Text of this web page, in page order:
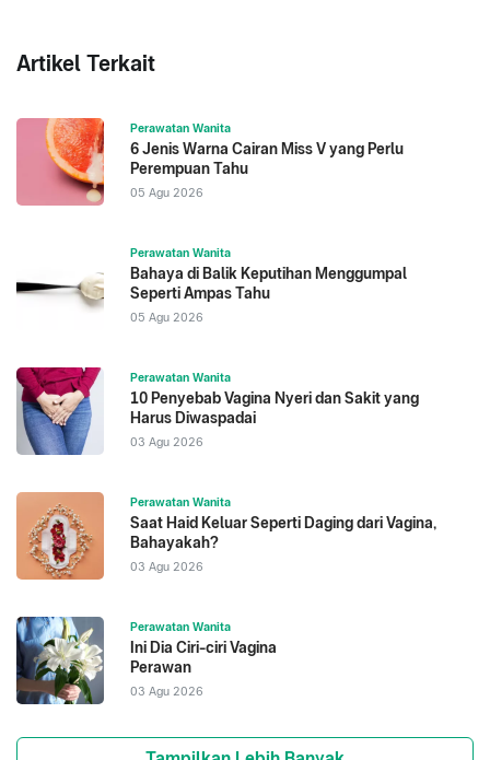
Artikel Terkait
Perawatan Wanita
6 Jenis Warna Cairan Miss V yang Perlu
Perempuan Tahu
05 Agu 2026
Perawatan Wanita
Bahaya di Balik Keputihan Menggumpal
Seperti Ampas Tahu
05 Agu 2026
Perawatan Wanita
10 Penyebab Vagina Nyeri dan Sakit yang
Harus Diwaspadai
03 Agu 2026
Perawatan Wanita
Saat Haid Keluar Seperti Daging dari Vagina,
Bahayakah?
03 Agu 2026
Perawatan Wanita
Ini Dia Ciri-ciri Vagina
Perawan
03 Agu 2026